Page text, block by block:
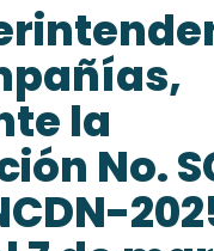
la
No.